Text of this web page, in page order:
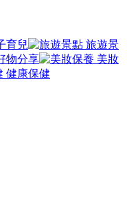
育兒
旅遊景
物分享
美妝
健康保健